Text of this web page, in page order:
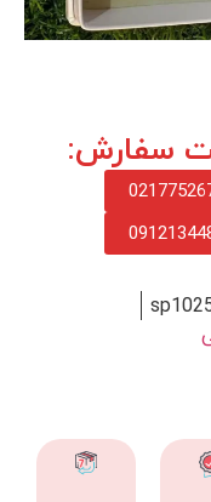
سفارش: